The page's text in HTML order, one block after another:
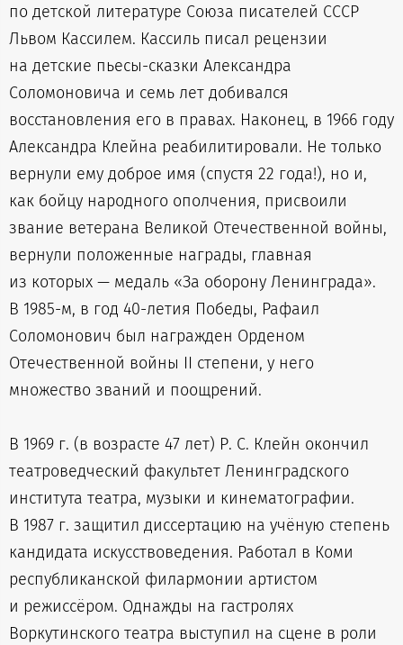
по детской литературе Союза писателей СССР
Львом Кассилем. Кассиль писал рецензии
на детские пьесы-сказки Александра
Соломоновича и семь лет добивался
восстановления его в правах. Наконец, в 1966 году
Александра Клейна реабилитировали. Не только
вернули ему доброе имя (спустя 22 года!), но и,
как бойцу народного ополчения, присвоили
звание ветерана Великой Отечественной войны,
вернули положенные награды, главная
из которых — медаль «За оборону Ленинграда».
В 1985-м, в год 40-летия Победы, Рафаил
Соломонович был награжден Орденом
Отечественной войны II степени, у него
множество званий и поощрений.
В 1969 г. (в возрасте 47 лет) Р. С. Клейн окончил
театроведческий факультет Ленинградского
института театра, музыки и кинематографии.
В 1987 г. защитил диссертацию на учёную степень
кандидата искусствоведения. Работал в Коми
республиканской филармонии артистом
и режиссёром. Однажды на гастролях
Воркутинского театра выступил на сцене в роли